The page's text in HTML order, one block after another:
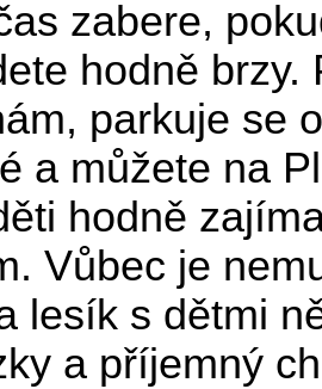
zabere,
hodně
parkuje se
a můžete na
hodně
Vůbec je
lesík s dětmi
a příjemný